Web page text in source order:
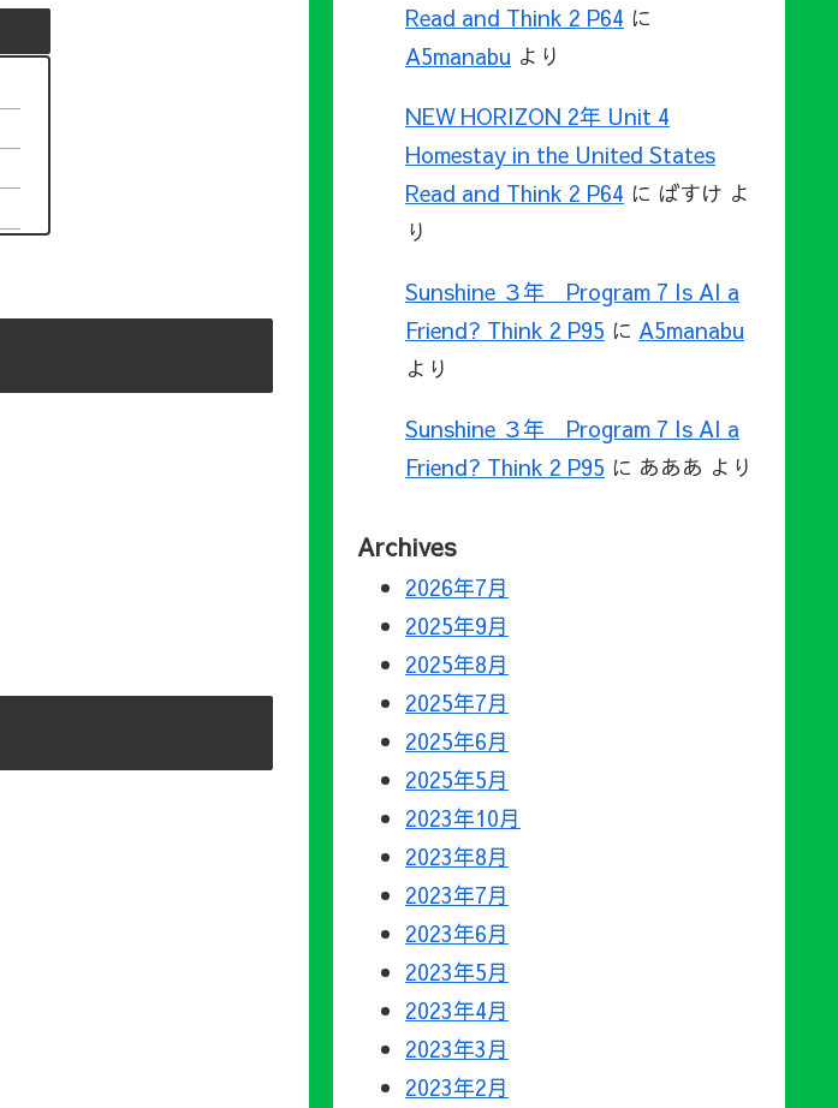
Read and Think 2 P64 に
A5manabu より
NEW HORIZON 2年 Unit 4
Homestay in the United States
Read and Think 2 P64 に ばすけ よ
り
Sunshine ３年 Program 7 Is AI a
Friend? Think 2 P95 に A5manabu
より
Sunshine ３年 Program 7 Is AI a
Friend? Think 2 P95 に あああ より
Archives
2026年7月
2025年9月
2025年8月
2025年7月
2025年6月
2025年5月
2023年10月
2023年8月
2023年7月
2023年6月
2023年5月
2023年4月
2023年3月
2023年2月